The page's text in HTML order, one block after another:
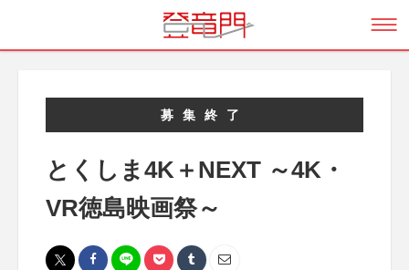
募集終了
とくしま4K＋NEXT ～4K・
VR徳島映画祭～